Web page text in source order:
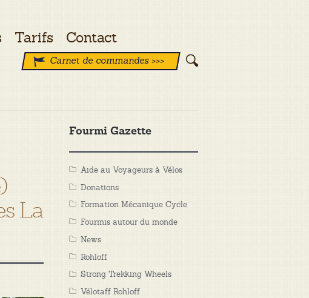
Tarifs Contact
Carnet de commandes >>>
La
Fourmi Gazette
Aide au Voyageurs à Vélos
Donations
Formation Mécanique Cycle
Fourmis autour du monde
News
Rohloff
Strong Trekking Wheels
Vélotaff Rohloff